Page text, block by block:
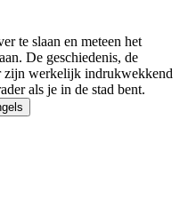
te slaan en meteen het
De geschiedenis, de
zijn werkelijk indrukwekkend
als je in de stad bent.